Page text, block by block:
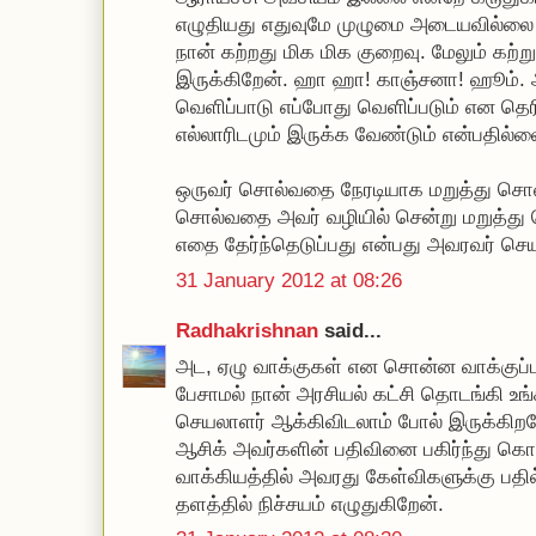
எழுதியது எதுவுமே முழுமை
நான் கற்றது மிக மிக குறைவு. மேலும்
இருக்கிறேன். ஹா ஹா! காஞ்சனா! ஹூம்.
வெளிப்பாடு எப்போது வெளிப்படும் என
எல்லாரிடமும் இருக்க வேண்டும்
ஒருவர் சொல்வதை நேரடியாக மறுத்து
சொல்வதை அவர் வழியில் சென்று மறுத்து
எதை தேர்ந்தெடுப்பது என்பது அவரவர்
31 January 2012 at 08:26
Radhakrishnan said...
அட, ஏழு வாக்குகள் என சொன்ன
பேசாமல் நான் அரசியல் கட்சி தொடங்கி
செயலாளர் ஆக்கிவிடலாம் போல்
ஆசிக் அவர்களின் பதிவினை பகிர்ந்து
வாக்கியத்தில் அவரது கேள்விகளுக்கு
தளத்தில் நிச்சயம் எழுதுகிறேன்.